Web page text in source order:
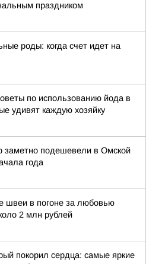
праздником
роды: когда счет идет на
по использованию йода в
удивят каждую хозяйку
заметно подешевели в Омской
года
швеи в погоне за любовью
2 млн рублей
покорил сердца: самые яркие